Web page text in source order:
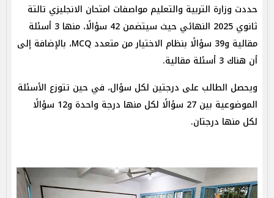
حددت وزارة التربية والتعليم مواصفات امتحان الانجليزي تالتة
ثانوي 2025 النهائي حيث سيتضمن 42 سؤالًا، منها 3 أسئلة
مقالية و39 سؤالًا بنظام الاختيار من متعدد MCQ، بالإضافة إلى
أن هناك 3 أسئلة مقالية.
ويحصل الطالب على درجتين لكل سؤال، في حين تتوزع الأسئلة
الموضوعية بين 27 سؤالًا لكل منها درجة واحدة و12 سؤالًا
لكل منها درجتان.